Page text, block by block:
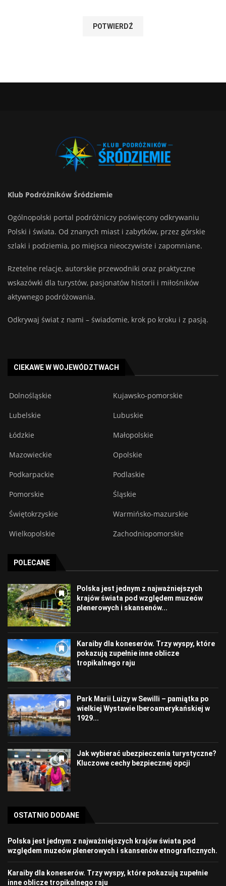
Klub Podróżników Śródziemie
Ogólnopolski portal podróżniczy poświęcony odkrywaniu
Polski i świata. Od znanych miast i zabytków, przez górskie
szlaki i podziemia, po miejsca nieoczywiste i zapomniane.
Rzetelne relacje, autorskie przewodniki oraz praktyczne
wskazówki dla turystów, pasjonatów historii i miłośników
aktywnego podróżowania.
Odkrywaj świat z nami – świadomie, krok po kroku i z pasją.
CIEKAWE W WOJEWÓDZTWACH
Dolnośląskie Kujawsko-pomorskie
Lubelskie Lubuskie
Łódzkie Małopolskie
Mazowieckie Opolskie
Podkarpackie Podlaskie
Pomorskie Śląskie
Świętokrzyskie Warmińsko-mazurskie
Wielkopolskie Zachodniopomorskie
POLECANE
Polska jest jednym z najważniejszych
krajów świata pod względem muzeów
plenerowych i skansenów...
Karaiby dla koneserów. Trzy wyspy, które
pokazują zupełnie inne oblicze
tropikalnego raju
Park Marii Luizy w Sewilli – pamiątka po
wielkiej Wystawie Iberoamerykańskiej w
1929...
Jak wybierać ubezpieczenia turystyczne?
Kluczowe cechy bezpiecznej opcji
OSTATNIO DODANE
Polska jest jednym z najważniejszych krajów świata pod
względem muzeów plenerowych i skansenów etnograficznych.
Karaiby dla koneserów. Trzy wyspy, które pokazują zupełnie
inne oblicze tropikalnego raju